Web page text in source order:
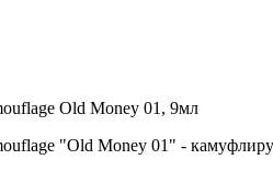
Old Money 01, 9мл
"Old Money 01" -